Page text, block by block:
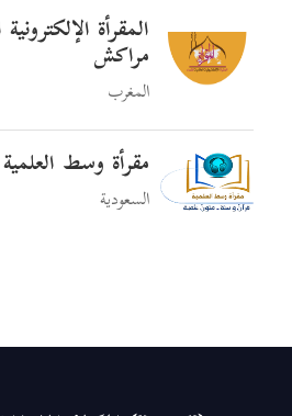
المقرأة
مراكش
المغرب
مقرأة وسط العلمية
السعودية